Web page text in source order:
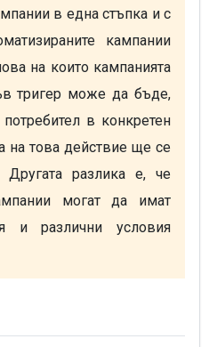
в една стъпка и с
кампании
на които кампанията
тригер може да бъде,
в конкретен
на това действие ще се
Другата разлика е, че
могат да имат
и различни условия